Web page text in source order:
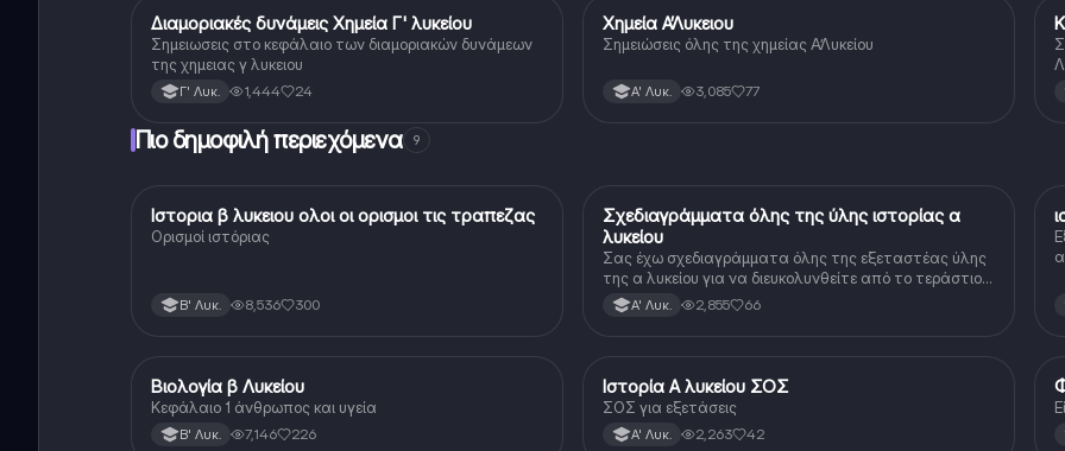
Χημεία
Διαμοριακές δυνάμεις Χημεία Γ' λυκείου
Σημειωσεις στο κεφάλαιο των διαμοριακών δυνάμεων
της χημειας γ λυκειου
Γ' Λυκ. 1,444 24
Χημεία
Χημεία Α’Λυκειου
Σημειώσεις όλης της χημείας Α’Λυκείου
Α' Λυκ. 3,085 77
Πιο δημοφιλή περιεχόμενα 9
Ιστορία
Ιστορια β λυκειου ολοι οι ορισμοι τις τραπεζας
Ορισμοί ιστόριας
Β' Λυκ. 8,536 300
Ιστορία
Σχεδιαγράμματα όλης της ύλης ιστορίας α
λυκείου
Σας έχω σχεδιαγράμματα όλης της εξεταστέας ύλης
της α λυκείου για να διευκολυνθείτε από το τεράστιο
βάρος του βιβλίου
Α' Λυκ. 2,855 66
Βιολογία
Βιολογία β Λυκείου
Κεφάλαιο 1 άνθρωπος και υγεία
Β' Λυκ. 7,146 226
Ιστορία
Ιστορία Α λυκείου ΣΟΣ
ΣΟΣ για εξετάσεις
Α' Λυκ. 2,263 42